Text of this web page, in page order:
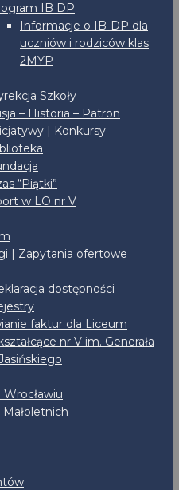
IB DP
Informacje o IB-DP dla
uczniów i rodziców klas
2MYP
Szkoły
– Historia – Patron
| Konkursy
“Piątki”
w LO nr V
| Zapytania ofertowe
dostępności
faktur dla Liceum
nr V im. Generała
Wrocławiu